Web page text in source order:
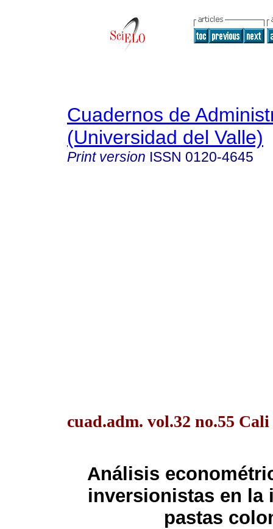
Cuadernos de
(Universidad del Valle)
Print version ISSN 0120-4645
cuad.adm. vol.32 no.55
Análisis
inversionistas en la
pastas